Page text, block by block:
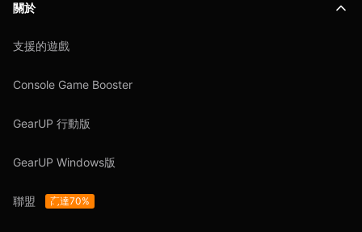
關於
支援的遊戲
Console Game Booster
GearUP 行動版
GearUP Windows版
聯盟 高達70%